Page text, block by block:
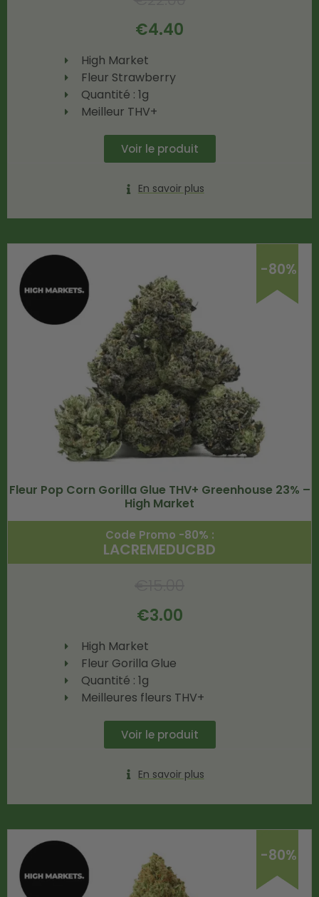
€4.40
High Market
Fleur Strawberry
Quantité : 1g
Meilleur THV+
Voir le produit
En savoir plus
-80%
Fleur Pop Corn Gorilla Glue THV+ Greenhouse 23% –
High Market
Code Promo -80% :
LACREMEDUCBD
€3.00
High Market
Fleur Gorilla Glue
Quantité : 1g
Meilleures fleurs THV+
Voir le produit
En savoir plus
-80%